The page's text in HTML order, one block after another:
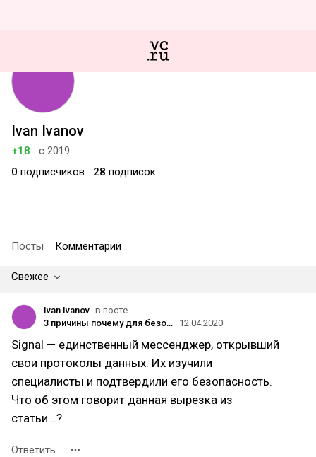
Ivan Ivanov
+18
с 2019
0 подписчиков 28 подписок
Посты Комментарии
Свежее
Ivan Ivanov в посте
3 причины почему для безопасного общения лучше использовать мессенджер Signal вместо Telegram
12.04.2020
Signal — единственный мессенджер, открывший
свои протоколы данных. Их изучили
специалисты и подтвердили его безопасность.
Что об этом говорит данная вырезка из
статьи...?
Ответить